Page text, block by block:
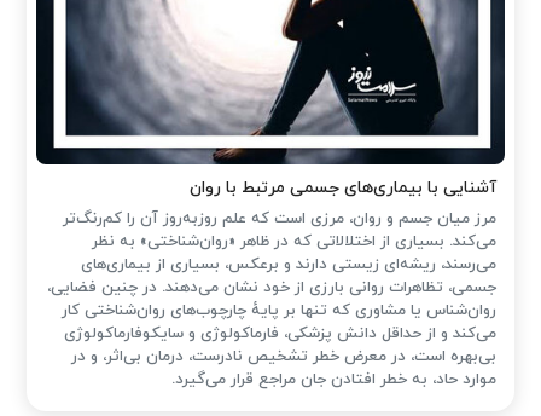
آشنایی با بیماری‌های جسمی مرتبط با روان
مرز میان جسم و روان، مرزی است که علم روزبه‌روز آن را کم‌رنگ‌تر
می‌کند. بسیاری از اختلالاتی که در ظاهر «روان‌شناختی» به نظر
می‌رسند، ریشه‌ای زیستی دارند و برعکس، بسیاری از بیماری‌های
جسمی، تظاهرات روانی بارزی از خود نشان می‌دهند. در چنین فضایی،
روان‌شناس یا مشاوری که تنها بر پایهٔ چارچوب‌های روان‌شناختی کار
می‌کند و از حداقل دانش پزشکی، فارماکولوژی و سایکوفارماکولوژی
بی‌بهره است، در معرض خطر تشخیص نادرست، درمان بی‌اثر، و در
موارد حاد، به خطر افتادن جان مراجع قرار می‌گیرد.